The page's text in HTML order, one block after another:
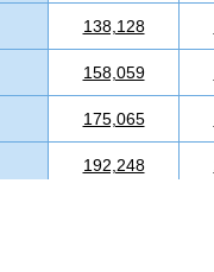
138,128
158,059
175,065
192,248